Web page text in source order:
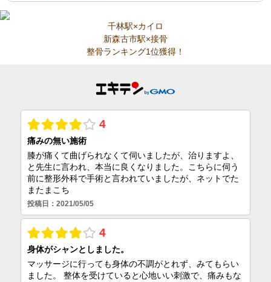
千林駅×カイロ
新森古市駅×接骨
整骨ランキング1位獲得！